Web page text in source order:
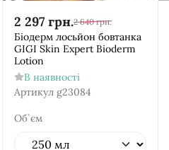
2 297 грн.2 640 грн.
Біодерм лосьйон бовтанка
GIGI Skin Expert Bioderm
Lotion
В наявності
Артикул g23084
Об`єм